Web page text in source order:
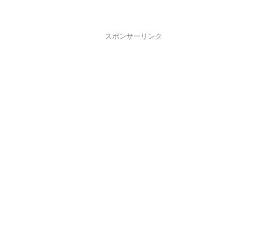
スポンサーリンク